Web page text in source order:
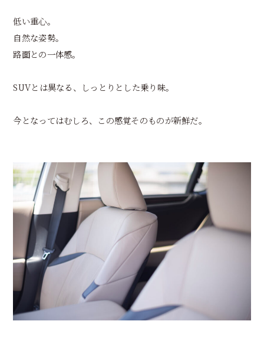
低い重心。
自然な姿勢。
路面との一体感。
SUVとは異なる、しっとりとした乗り味。
今となってはむしろ、この感覚そのものが新鮮だ。